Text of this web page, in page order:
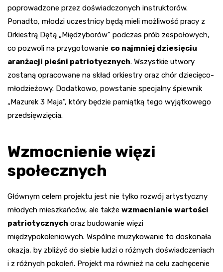
poprowadzone przez doświadczonych instruktorów.
Ponadto, młodzi uczestnicy będą mieli możliwość pracy z
Orkiestrą Dętą „Międzyborów” podczas prób zespołowych,
co pozwoli na przygotowanie co najmniej dziesięciu
aranżacji pieśni patriotycznych. Wszystkie utwory
zostaną opracowane na skład orkiestry oraz chór dziecięco-
młodzieżowy. Dodatkowo, powstanie specjalny śpiewnik
„Mazurek 3 Maja”, który będzie pamiątką tego wyjątkowego
przedsięwzięcia.
Wzmocnienie więzi
społecznych
Głównym celem projektu jest nie tylko rozwój artystyczny
młodych mieszkańców, ale także wzmacnianie wartości
patriotycznych oraz budowanie więzi
międzypokoleniowych. Wspólne muzykowanie to doskonała
okazja, by zbliżyć do siebie ludzi o różnych doświadczeniach
i z różnych pokoleń. Projekt ma również na celu zachęcenie